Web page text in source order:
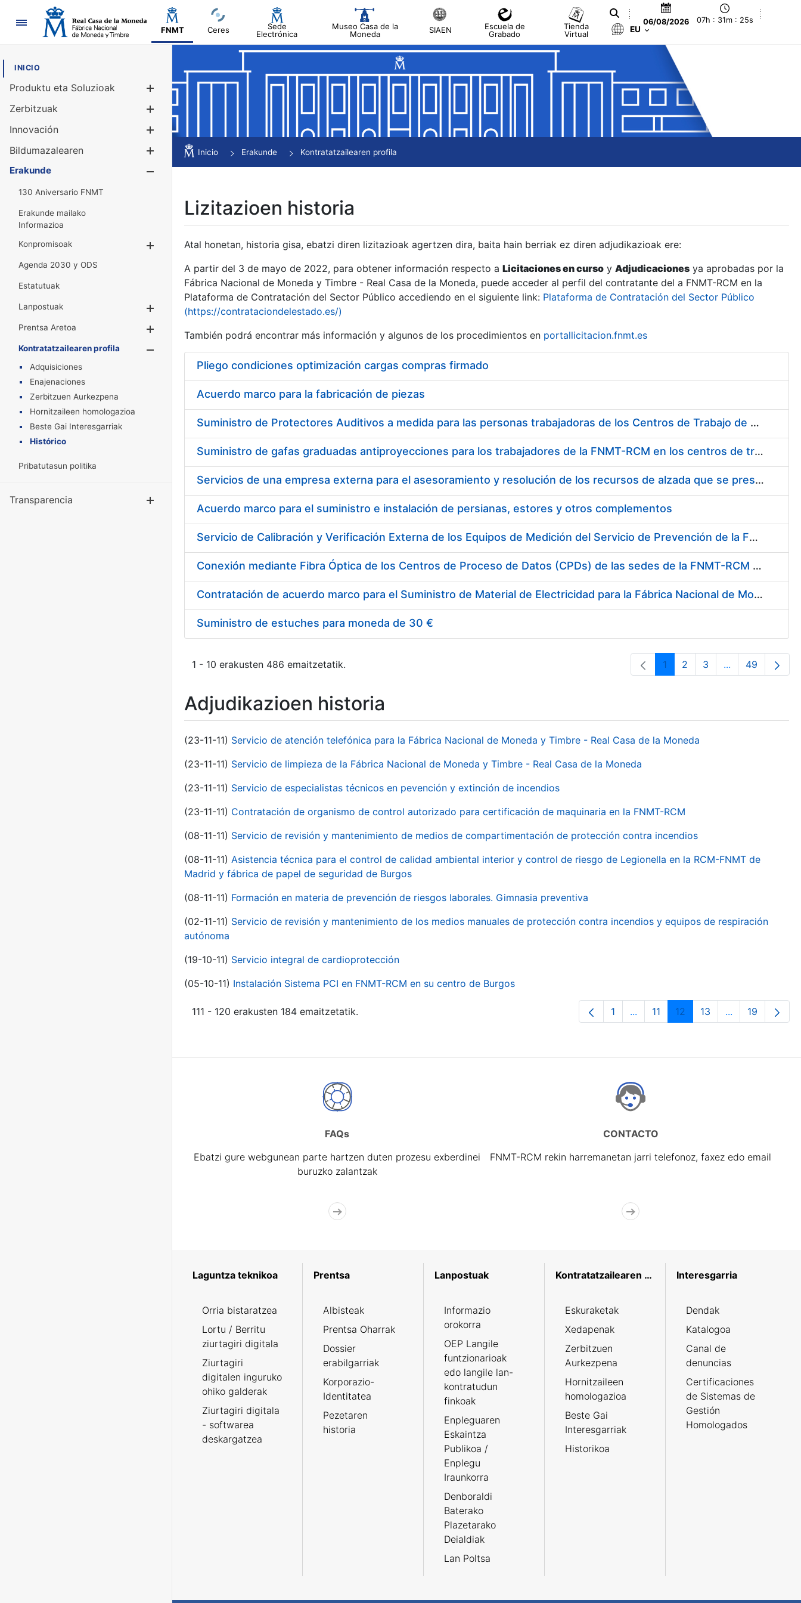
Nabigazioa
FNMT Ceres
Sede
Electrónica
Museo Casa de la
Moneda
SIAEN
Escuela de
Grabado
Tienda
Virtual
06/08/2026 07h : 31m : 26s
EU
INICIO
Produktu eta Soluzioak
Erakutsi/Ezkutatu
Zerbitzuak
Innovación
Bildumazalearen
Erakutsi/Ezkutatu
Erakunde
130 Aniversario FNMT
Erakunde mailako
Informazioa
Konpromisoak
Erakutsi/Ezkutatu
Agenda 2030 y ODS
Estatutuak
Lanpostuak
Erakutsi/Ezkutatu
Prentsa Aretoa
Erakutsi/Ezkutatu
Kontratatzailearen profila
Erakutsi/Ezkutatu
Adquisiciones
Enajenaciones
Zerbitzuen Aurkezpena
Hornitzaileen homologazioa
Beste Gai Interesgarriak
Histórico
Pribatutasun politika
Transparencia Erakutsi/Ezkutatu
Inicio Erakunde Kontratatzailearen profila
Lizitazioen historia
Atal honetan, historia gisa, ebatzi diren lizitazioak agertzen dira, baita hain berriak ez diren adjudikazioak ere:
A partir del 3 de mayo de 2022, para obtener información respecto a Licitaciones en curso y Adjudicaciones ya aprobadas por la
Fábrica Nacional de Moneda y Timbre - Real Casa de la Moneda, puede acceder al perfil del contratante del a FNMT-RCM en la
Plataforma de Contratación del Sector Público accediendo en el siguiente link: Plataforma de Contratación del Sector Público
(https://contrataciondelestado.es/)
También podrá encontrar más información y algunos de los procedimientos en portallicitacion.fnmt.es
Pliego condiciones optimización cargas compras firmado
Acuerdo marco para la fabricación de piezas
Suministro de Protectores Auditivos a medida para las personas trabajadoras de los Centros de Trabajo de Madrid y Burgos
Suministro de gafas graduadas antiproyecciones para los trabajadores de la FNMT-RCM en los centros de trabajo de Madrid y Burgos
Servicios de una empresa externa para el asesoramiento y resolución de los recursos de alzada que se presentan relacionados con procesos de selección para la FNMT-RCM
Acuerdo marco para el suministro e instalación de persianas, estores y otros complementos
Servicio de Calibración y Verificación Externa de los Equipos de Medición del Servicio de Prevención de la FNMT-RCM
Conexión mediante Fibra Óptica de los Centros de Proceso de Datos (CPDs) de las sedes de la FNMT-RCM de Burgos y Madrid
Contratación de acuerdo marco para el Suministro de Material de Electricidad para la Fábrica Nacional de Moneda y Timbre-Real Casa de la Moneda en su centro de trabajo de Burgos
Suministro de estuches para moneda de 30 €
1 - 10 erakusten 486 emaitzetatik. Orrialdea
1 Orrialdea
2 Orrialdea
3 ...Intermediate
Orrialdea
49
Adjudikazioen historia
(23-11-11) Servicio de atención telefónica para la Fábrica Nacional de Moneda y Timbre - Real Casa de la Moneda
(23-11-11) Servicio de limpieza de la Fábrica Nacional de Moneda y Timbre - Real Casa de la Moneda
(23-11-11) Servicio de especialistas técnicos en pevención y extinción de incendios
(23-11-11) Contratación de organismo de control autorizado para certificación de maquinaria en la FNMT-RCM
(08-11-11) Servicio de revisión y mantenimiento de medios de compartimentación de protección contra incendios
(08-11-11) Asistencia técnica para el control de calidad ambiental interior y control de riesgo de Legionella en la RCM-FNMT de
Madrid y fábrica de papel de seguridad de Burgos
(08-11-11) Formación en materia de prevención de riesgos laborales. Gimnasia preventiva
(02-11-11) Servicio de revisión y mantenimiento de los medios manuales de protección contra incendios y equipos de respiración
autónoma
(19-10-11) Servicio integral de cardioprotección
(05-10-11) Instalación Sistema PCI en FNMT-RCM en su centro de Burgos
111 - 120 erakusten 184 emaitzetatik. Orrialdea
1 ...Intermediate Pages Use TAB to
Orrialdea
11 Orrialdea
12 Orrialdea
13 ...Intermediate
Orrialdea
19
FAQs
Ebatzi gure webgunean parte hartzen duten prozesu exberdinei
buruzko zalantzak
CONTACTO
FNMT-RCM rekin harremanetan jarri telefonoz, faxez edo email
Laguntza teknikoa
Orria bistaratzea
Lortu / Berritu
ziurtagiri digitala
Ziurtagiri
digitalen inguruko
ohiko galderak
Ziurtagiri digitala
- softwarea
deskargatzea
Prentsa
Albisteak
Prentsa Oharrak
Dossier
erabilgarriak
Korporazio-
Identitatea
Pezetaren
historia
Lanpostuak
Informazio
orokorra
OEP Langile
funtzionarioak
edo langile lan-
kontratudun
finkoak
Enpleguaren
Eskaintza
Publikoa /
Enplegu
Iraunkorra
Denboraldi
Baterako
Plazetarako
Deialdiak
Lan Poltsa
Kontratatzailearen profila
Eskuraketak
Xedapenak
Zerbitzuen
Aurkezpena
Hornitzaileen
homologazioa
Beste Gai
Interesgarriak
Historikoa
Interesgarria
Dendak
Katalogoa
Canal de
denuncias
Certificaciones
de Sistemas de
Gestión
Homologados